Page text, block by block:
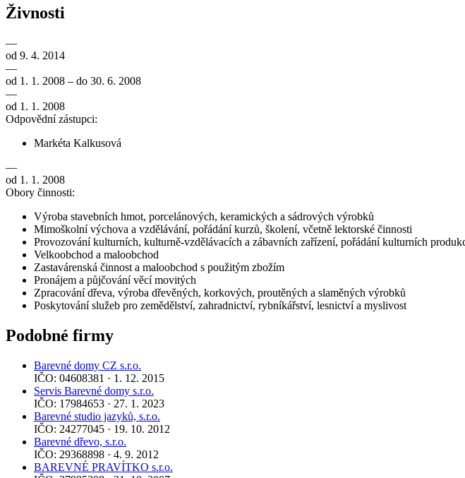
Živnosti
—
od 9. 4. 2014
—
od 1. 1. 2008 – do 30. 6. 2008
—
od 1. 1. 2008
Odpovědní zástupci:
Markéta Kalkusová
—
od 1. 1. 2008
Obory činnosti:
Výroba stavebních hmot, porcelánových, keramických a sádrových výrobků
Mimoškolní výchova a vzdělávání, pořádání kurzů, školení, včetně lektorské činnosti
Provozování kulturních, kulturně-vzdělávacích a zábavních zařízení, pořádání kulturních
Velkoobchod a maloobchod
Zastavárenská činnost a maloobchod s použitým zbožím
Pronájem a půjčování věcí movitých
Zpracování dřeva, výroba dřevěných, korkových, proutěných a slaměných výrobků
Poskytování služeb pro zemědělství, zahradnictví, rybníkářství, lesnictví a myslivost
Podobné firmy
Barevné domy CZ s.r.o.
IČO: 04608381 · 1. 12. 2015
Servis Barevné domy s.r.o.
IČO: 17984653 · 27. 1. 2023
Barevné studio jazyků, s.r.o.
IČO: 24277045 · 19. 10. 2012
Barevné dřevo, s.r.o.
IČO: 29368898 · 4. 9. 2012
BAREVNÉ PRAVÍTKO s.r.o.